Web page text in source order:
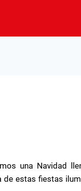
una Navidad
estas fiestas